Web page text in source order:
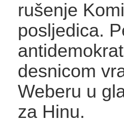
rušenje
posljedica.
desnicom
Weberu u
za Hinu.